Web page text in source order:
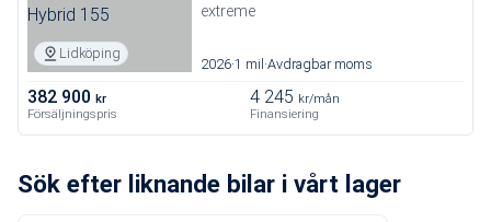
Lidköping
extreme
2026 1 mil Avdragbar moms
382 900 kr
Försäljningspris
4 245 kr/mån
Finansiering
Sök efter liknande bilar i vårt lager